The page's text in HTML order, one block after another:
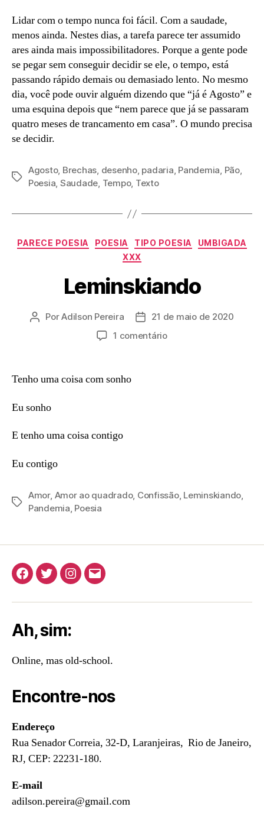
Lidar com o tempo nunca foi fácil. Com a saudade,
menos ainda. Nestes dias, a tarefa parece ter assumido
ares ainda mais impossibilitadores. Porque a gente pode
se pegar sem conseguir decidir se ele, o tempo, está
passando rápido demais ou demasiado lento. No mesmo
dia, você pode ouvir alguém dizendo que “já é Agosto” e
uma esquina depois que “nem parece que já se passaram
quatro meses de trancamento em casa”. O mundo precisa
se decidir.
Tags
Agosto, Brechas, desenho, padaria, Pandemia, Pão,
Poesia, Saudade, Tempo, Texto
Categorias
PARECE POESIA POESIA TIPO POESIA
UMBIGADA
XXX
Leminskiando
Autor
PorAdilson Pereira
Data
de
21 de maio de 2020
1 comentárioem
Tenho uma coisa com sonho
Eu sonho
E tenho uma coisa contigo
Eu contigo
Tags
Amor, Amor ao quadrado, Confissão, Leminskiando,
Pandemia, Poesia
Facebook
TwitterInstagram
E-
Ah, sim:
Online, mas old-school.
Encontre-nos
Endereço
Rua Senador Correia, 32-D, Laranjeiras, Rio de Janeiro,
RJ, CEP: 22231-180.
E-mail
adilson.pereira@gmail.com